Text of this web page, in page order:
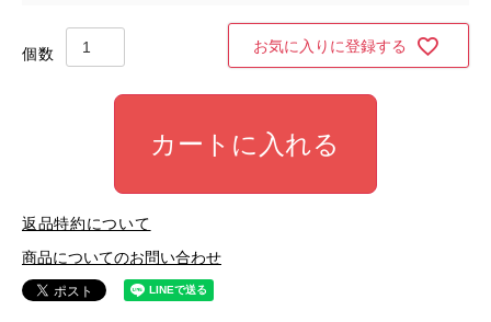
お気に入りに登録する
カートに入れる
返品特約について
商品についてのお問い合わせ